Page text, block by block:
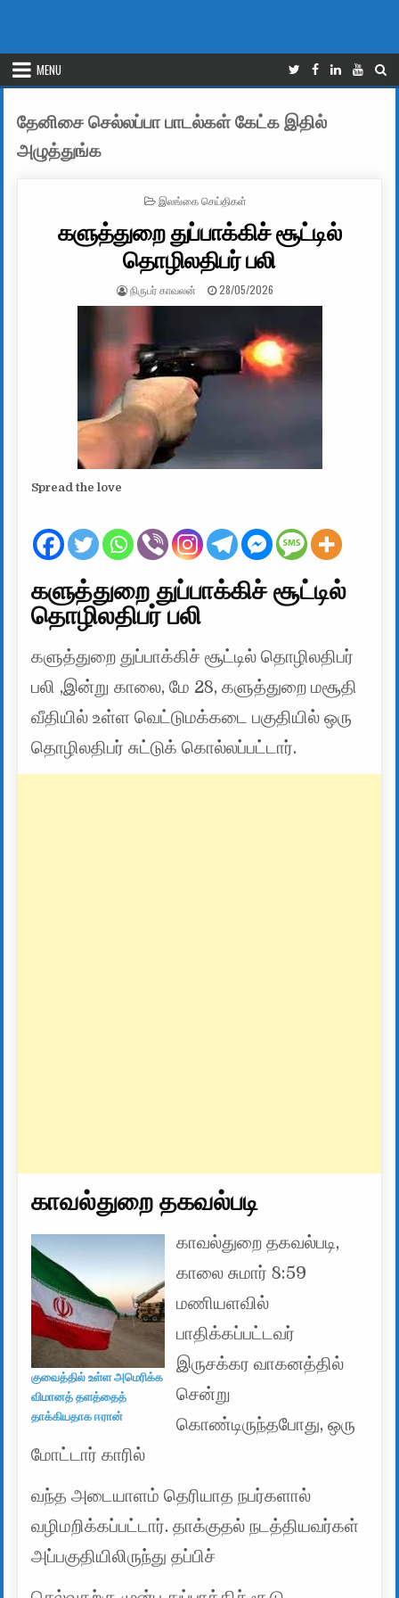
MENU
தேனிசை செல்லப்பா பாடல்கள் கேட்க இதில்
அழுத்துங்க
POSTED IN
இலங்கை செய்திகள்
களுத்துறை துப்பாக்கிச் சூட்டில்
தொழிலதிபர் பலி
AUTHOR:
நிருபர் காவலன் PUBLISHED DATE:
28/05/2026
Spread the love
களுத்துறை துப்பாக்கிச் சூட்டில்
தொழிலதிபர் பலி
களுத்துறை துப்பாக்கிச் சூட்டில் தொழிலதிபர்
பலி ,இன்று காலை, மே 28, களுத்துறை மசூதி
வீதியில் உள்ள வெட்டுமக்கடை பகுதியில் ஒரு
தொழிலதிபர் சுட்டுக் கொல்லப்பட்டார்.
காவல்துறை தகவல்படி
குவைத்தில் உள்ள அமெரிக்க
விமானத் தளத்தைத்
தாக்கியதாக ஈரான்
காவல்துறை தகவல்படி,
காலை சுமார் 8:59
மணியளவில்
பாதிக்கப்பட்டவர்
இருசக்கர வாகனத்தில்
சென்று
கொண்டிருந்தபோது, ​​ஒரு
மோட்டார் காரில்
வந்த அடையாளம் தெரியாத நபர்களால்
வழிமறிக்கப்பட்டார். தாக்குதல் நடத்தியவர்கள்
அப்பகுதியிலிருந்து தப்பிச்